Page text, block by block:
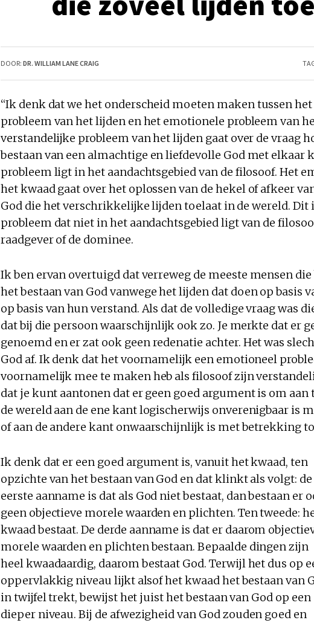
DOOR: DR. WILLIAM LANE CRAIG
“Ik denk dat we het onderscheid moeten maken tussen
probleem van het lijden en het emotionele probleem van
verstandelijke probleem van het lijden gaat over de vraag
bestaan van een almachtige en liefdevolle God met elkaar
probleem ligt in het aandachtsgebied van de filosoof. Het
het kwaad gaat over het oplossen van de hekel of afkeer
God die het verschrikkelijke lijden toelaat in de wereld. Dit
probleem dat niet in het aandachtsgebied ligt van de
raadgever of de dominee.
Ik ben ervan overtuigd dat verreweg de meeste mensen
het bestaan van God vanwege het lijden dat doen op basis
op basis van hun verstand. Als dat de volledige vraag was
dat bij die persoon waarschijnlijk ook zo. Je merkte dat er
genoemd en er zat ook geen redenatie achter. Het was
God af. Ik denk dat het voornamelijk een emotioneel
voornamelijk mee te maken heb als filosoof zijn
dat je kunt aantonen dat er geen goed argument is om
de wereld aan de ene kant logischerwijs onverenigbaar is
of aan de andere kant onwaarschijnlijk is met betrekking
Ik denk dat er een goed argument is, vanuit het kwaad, ten
opzichte van het bestaan van God en dat klinkt als volgt: de
eerste aanname is dat als God niet bestaat, dan bestaan er
geen objectieve morele waarden en plichten. Ten tweede:
kwaad bestaat. De derde aanname is dat er daarom
morele waarden en plichten bestaan. Bepaalde dingen zijn
heel kwaadaardig, daarom bestaat God. Terwijl het dus op
oppervlakkig niveau lijkt alsof het kwaad het bestaan van
in twijfel trekt, bewijst het juist het bestaan van God op een
dieper niveau. Bij de afwezigheid van God zouden goed en